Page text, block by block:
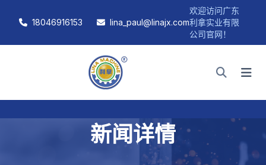
18046916153 lina_paul@linajx.com
欢迎访问广东
利拿实业有限
公司官网！
新闻详情